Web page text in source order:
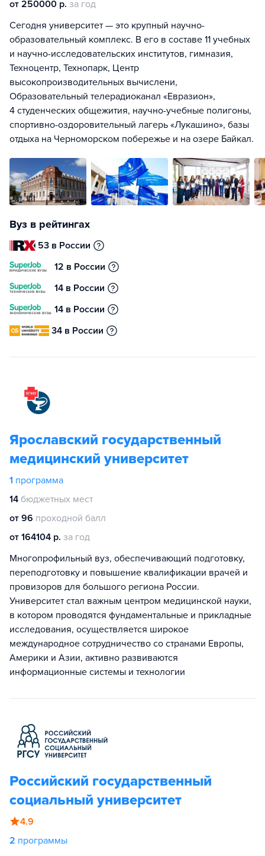
от 250000 р. за год
Сегодня университет — это крупный научно-
образовательный комплекс. В его в составе 11 учебных
и научно-исследовательских институтов, гимназия,
Техноцентр, Технопарк, Центр
высокопроизводительных вычислени,
Образовательный телерадиоканал «Евразион»,
4 студенческих общежития, научно-учебные полигоны,
спортивно-оздоровительный лагерь «Лукашино», базы
отдыха на Черноморском побережье и на озере Байкал.
Вуз в рейтингах
53 в России
12 в России
14 в России
14 в России
34 в России
Ярославский государственный
медицинский университет
1 программа
14 бюджетных мест
от 96 проходной балл
от 164104 р. за год
Многопрофильный вуз, обеспечивающий подготовку,
переподготовку и повышение квалификации врачей и
провизоров для большого региона России.
Университет стал важным центром медицинской науки,
в котором проводятся фундаментальные и прикладные
исследования, осуществляется широкое
международное сотрудничество со странами Европы,
Америки и Азии, активно развиваются
информационные системы и технологии
Российский государственный
социальный университет
4.9
2 программы